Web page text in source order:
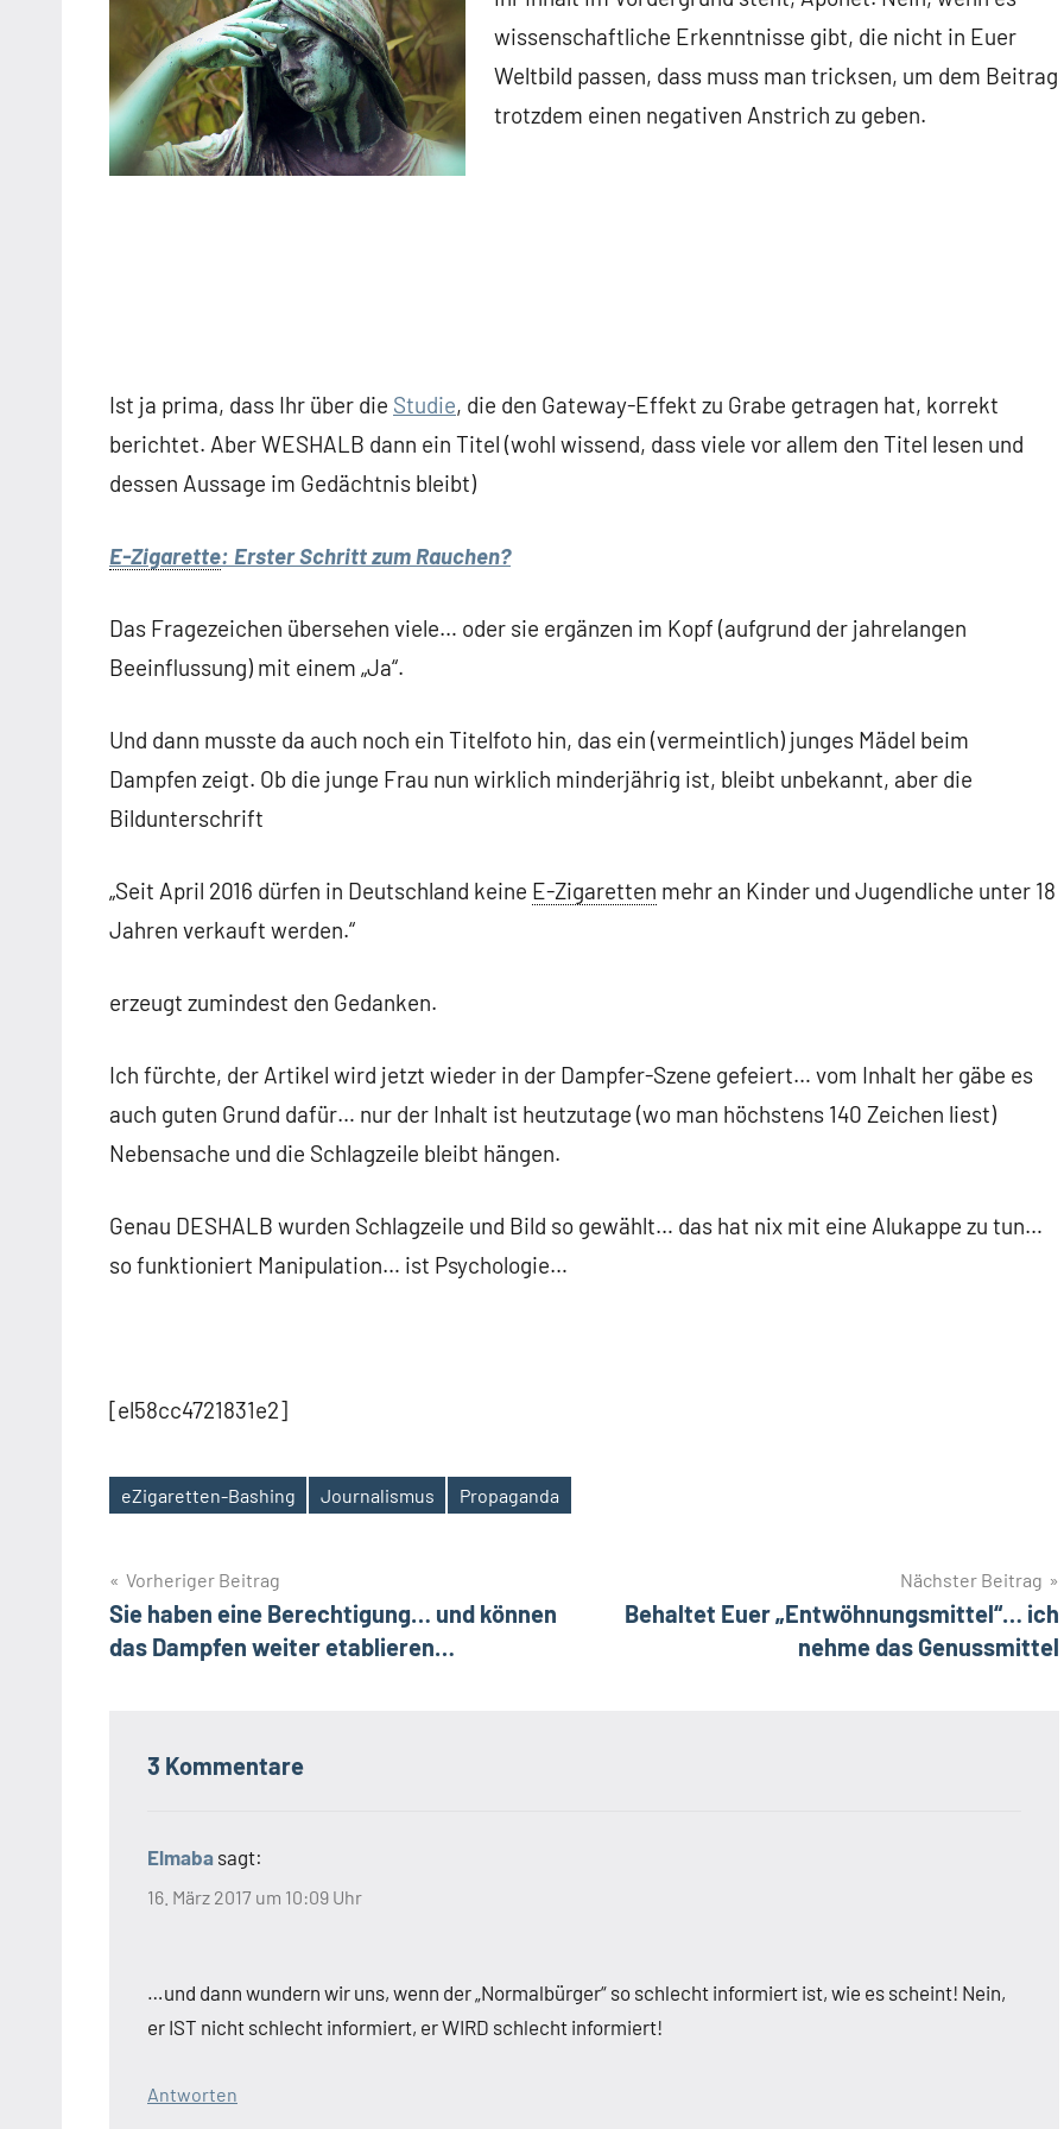
wissenschaftliche Erkenntnisse gibt, die nicht in Euer
Weltbild passen, dass muss man tricksen, um dem Beitrag
trotzdem einen negativen Anstrich zu geben.
Ist ja prima, dass Ihr über die Studie, die den Gateway-Effekt zu Grabe getragen hat, korrekt
berichtet. Aber WESHALB dann ein Titel (wohl wissend, dass viele vor allem den Titel lesen und
dessen Aussage im Gedächtnis bleibt)
E-Zigarette: Erster Schritt zum Rauchen?
Das Fragezeichen übersehen viele… oder sie ergänzen im Kopf (aufgrund der jahrelangen
Beeinflussung) mit einem „Ja“.
Und dann musste da auch noch ein Titelfoto hin, das ein (vermeintlich) junges Mädel beim
Dampfen zeigt. Ob die junge Frau nun wirklich minderjährig ist, bleibt unbekannt, aber die
Bildunterschrift
„Seit April 2016 dürfen in Deutschland keine E-Zigaretten mehr an Kinder und Jugendliche unter 18
Jahren verkauft werden.“
erzeugt zumindest den Gedanken.
Ich fürchte, der Artikel wird jetzt wieder in der Dampfer-Szene gefeiert… vom Inhalt her gäbe es
auch guten Grund dafür… nur der Inhalt ist heutzutage (wo man höchstens 140 Zeichen liest)
Nebensache und die Schlagzeile bleibt hängen.
Genau DESHALB wurden Schlagzeile und Bild so gewählt… das hat nix mit eine Alukappe zu tun…
so funktioniert Manipulation… ist Psychologie…
[el58cc4721831e2]
Schlagwörter
eZigaretten-Bashing Journalismus Propaganda
Beitrags-
Navigation
Vorheriger Beitrag
Sie haben eine Berechtigung… und können
das Dampfen weiter etablieren…
Nächster Beitrag
Behaltet Euer „Entwöhnungsmittel“… ich
nehme das Genussmittel
3 Kommentare
Elmaba sagt:
16. März 2017 um 10:09 Uhr
…und dann wundern wir uns, wenn der „Normalbürger“ so schlecht informiert ist, wie es scheint! Nein,
er IST nicht schlecht informiert, er WIRD schlecht informiert!
Antworten